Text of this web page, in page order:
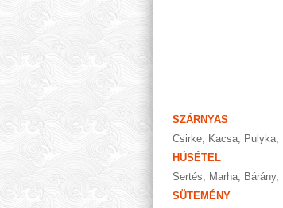
SZÁRNYAS
Csirke, Kacsa, Pulyka,
HÚSÉTEL
Sertés, Marha, Bárány,
SÜTEMÉNY